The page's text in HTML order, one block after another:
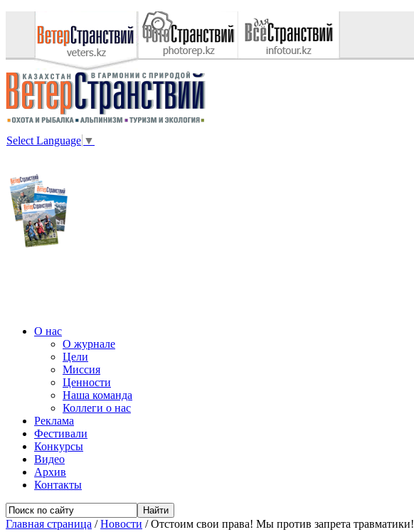
Select Language ▼
О нас
О журнале
Цели
Миссия
Ценности
Наша команда
Коллеги о нас
Реклама
Фестивали
Конкурсы
Видео
Архив
Контакты
Главная страница /Новости /Отстоим свои права! Мы против запрета травматики!